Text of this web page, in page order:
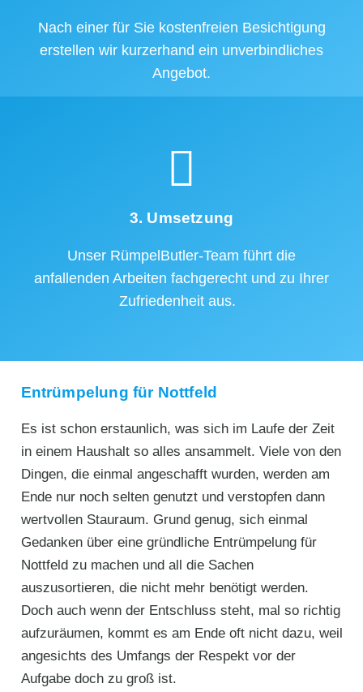
Nach einer für Sie kostenfreien Besichtigung
erstellen wir kurzerhand ein unverbindliches
Angebot.
3. Umsetzung
Unser RümpelButler-Team führt die
anfallenden Arbeiten fachgerecht und zu Ihrer
Zufriedenheit aus.
Entrümpelung für Nottfeld
Es ist schon erstaunlich, was sich im Laufe der Zeit
in einem Haushalt so alles ansammelt. Viele von den
Dingen, die einmal angeschafft wurden, werden am
Ende nur noch selten genutzt und verstopfen dann
wertvollen Stauraum. Grund genug, sich einmal
Gedanken über eine gründliche Entrümpelung für
Nottfeld zu machen und all die Sachen
auszusortieren, die nicht mehr benötigt werden.
Doch auch wenn der Entschluss steht, mal so richtig
aufzuräumen, kommt es am Ende oft nicht dazu, weil
angesichts des Umfangs der Respekt vor der
Aufgabe doch zu groß ist.